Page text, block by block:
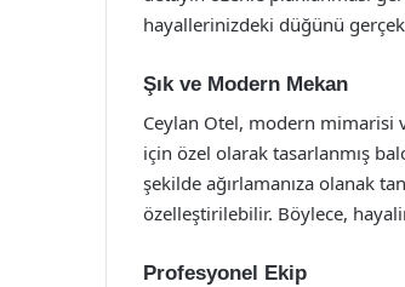
hayallerinizdeki düğünü
Şık ve Modern Mekan
Ceylan Otel, modern mimarisi
için özel olarak tasarlanmış
şekilde ağırlamanıza olanak
özelleştirilebilir. Böylece,
Profesyonel Ekip